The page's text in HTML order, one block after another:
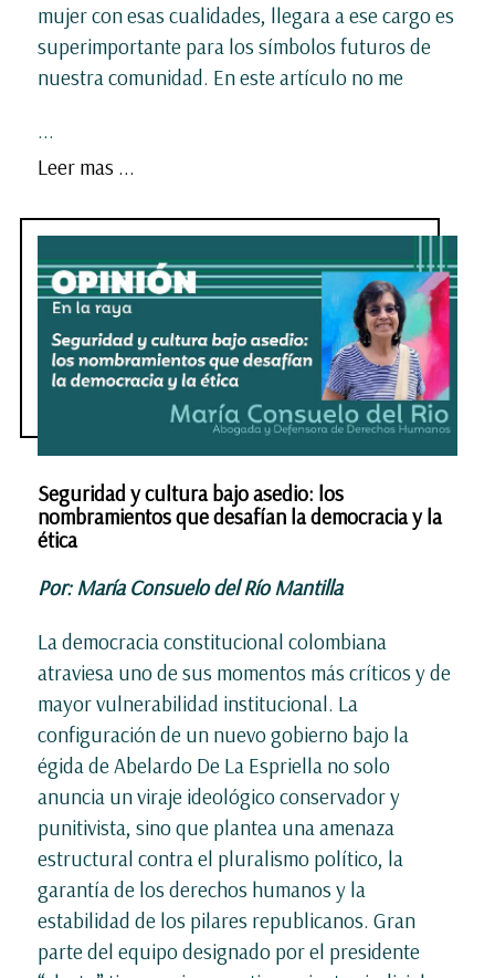
mujer con esas cualidades, llegara a ese cargo es
superimportante para los símbolos futuros de
nuestra comunidad. En este artículo no me
...
Leer mas ...
Seguridad y cultura bajo asedio: los
nombramientos que desafían la democracia y la
ética
Por: María Consuelo del Río Mantilla
La democracia constitucional colombiana
atraviesa uno de sus momentos más críticos y de
mayor vulnerabilidad institucional. La
configuración de un nuevo gobierno bajo la
égida de Abelardo De La Espriella no solo
anuncia un viraje ideológico conservador y
punitivista, sino que plantea una amenaza
estructural contra el pluralismo político, la
garantía de los derechos humanos y la
estabilidad de los pilares republicanos. Gran
parte del equipo designado por el presidente